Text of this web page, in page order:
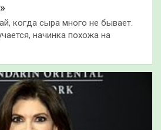
когда сыра много не бывает.
начинка похожа на